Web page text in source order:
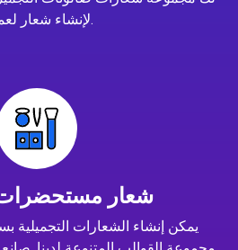
لإنشاء شعار لعملك.
شعار مستحضرات
يمكن إنشاء الشعارات التجميلية